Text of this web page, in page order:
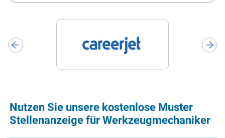
Nutzen Sie unsere kostenlose Muster
Stellenanzeige für Werkzeugmechaniker